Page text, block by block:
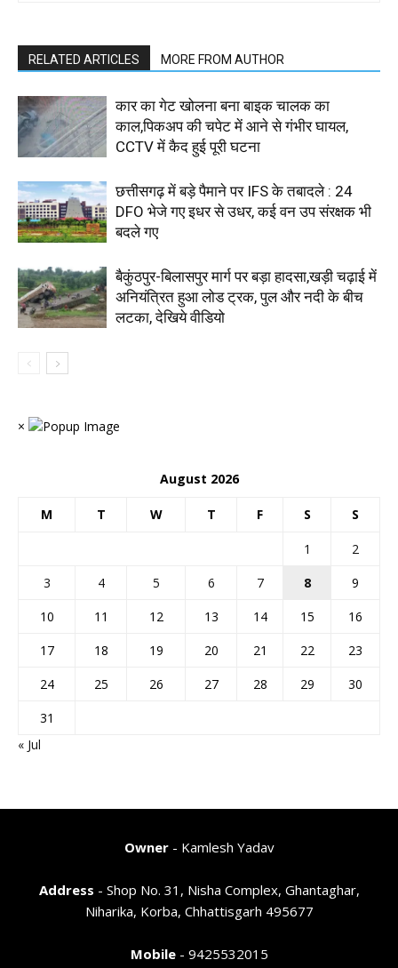
RELATED ARTICLES MORE FROM AUTHOR
कार का गेट खोलना बना बाइक चालक का
काल,पिकअप की चपेट में आने से गंभीर घायल,
CCTV में कैद हुई पूरी घटना
छत्तीसगढ़ में बड़े पैमाने पर IFS के तबादले : 24
DFO भेजे गए इधर से उधर, कई वन उप संरक्षक भी
बदले गए
बैकुंठपुर-बिलासपुर मार्ग पर बड़ा हादसा,खड़ी चढ़ाई में
अनियंत्रित हुआ लोड ट्रक, पुल और नदी के बीच
लटका, देखिये वीडियो
×
August 2026
M T W T F S S
1
2
3
4 5 6 7 8
9
10
11 12 13 14 15
16
17
18 19 20 21 22
23
24
25 26 27 28 29
30
31
« Jul
Owner- Kamlesh Yadav
Address - Shop No. 31, Nisha Complex, Ghantaghar,
Niharika, Korba, Chhattisgarh 495677
Mobile- 9425532015